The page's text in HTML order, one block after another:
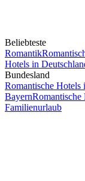
Beliebteste
Romantik
Hotels in
Bundesland
Romantische Hotels
BayernRomantische
Familienurlaub